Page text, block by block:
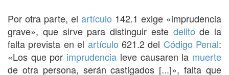
Por otra parte, el artículo 142.1 exige «imprudencia
grave», que sirve para distinguir este delito de la
falta prevista en el artículo 621.2 del Código Penal:
«Los que por imprudencia leve causaren la muerte
de otra persona, serán castigados [...]», falta que